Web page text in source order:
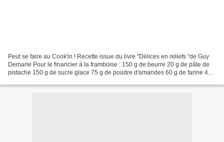
Peut se faire au Cook'in ! Recette issue du livre "Délices en reliefs "de Guy
Demarle Pour le financier à la framboise : 150 g de beurre 20 g de pâte de
pistache 150 g de sucre glace 75 g de poudre d'amandes 60 g de farine 4